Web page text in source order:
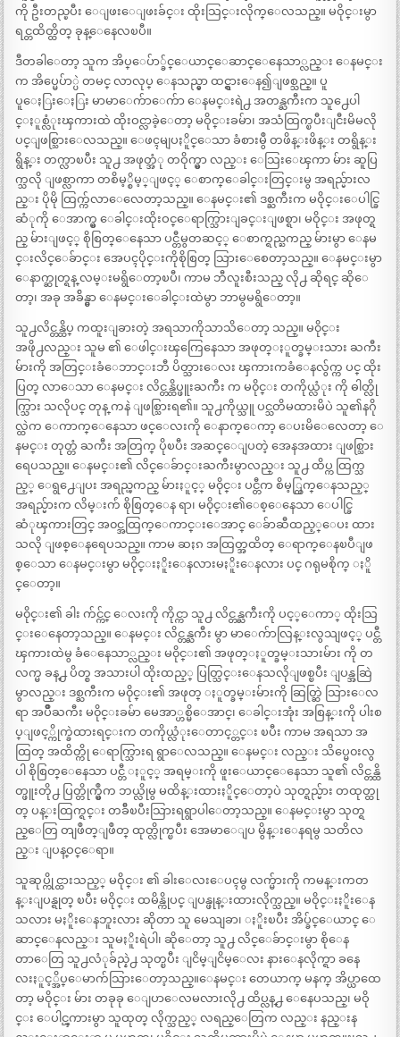
ကို ဦးတည္ၿပီး ေျဖးေျဖးခ်င္း ထိုးသြင္းလိုက္ေလသည္။ မဝိုင္းမွာ
ရင္တထိတ္ထိတ္ ခုန္ေနေလၿပီ။
ဒီတခါေတာ့ သူက အိပ္ေပ်ာ္ခ်င္ေယာင္ေဆာင္ေနေသာ္လည္း ေနမင္း
က အိပ္မေပ်ာ္ပဲ တမင္ လာလုပ္ ေနသည္မွာ ထင္ရွားေန၍ျဖစ္သည္။ ပူ
ပူေႏြးေႏြး မာမာေက်ာေက်ာ ေနမင္းရဲ႕ အတန္ႀကီးက သူ႕ေပါ
င္ႏူစ္လံုးၾကားထဲ ထိုးဝင္လာခဲ့ေတာ့ မဝိုင္းခမ်ာ၊ အသံထြက္ၿပီးျငီးမိမလို
ပင္ျဖစ္သြားေလသည္။ ေဖၚမျပႏိူင္ေသာ ခံစားမွဳ တဖိန္းဖိန္း တရွိန္း
ရွိန္း တက္လာၿပီး သူ႕ အဖုတ္အံု တဝိုက္မွာ လည္း ေသြးေၾကာ မ်ား ဆူပြ
က္သလို ျဖစ္လာကာ တစိမ့္စိမ့္ျဖင့္ ေစာက္ေခါင္းတြင္းမွ အရည္မ်ားလ
ည္း ပိုမို ထြက္က်လာေလေတာ့သည္။ ေနမင္း၏ ဒစ္ႀကီးက မဝိုင္းေပါင္ခြ
ဆံုကို ေအာက္မွ ေခါင္းထိုးဝင္ေရာက္သြားျခင္းျဖစ္ရာ၊ မဝိုင္း အဖုတ္ရ
ည္ မ်ားျဖင့္ စိုစြတ္ေနေသာ ပင္တီမွတဆင့္ ေစာက္ရည္ႀကည္ မ်ားမွာ ေနမ
င္းလိင္ေခ်ာင္း အေပၚပိုင္းကိုစိုစြတ္ သြားေစေတာ့သည္။ ေနမင္းမွာ
ေနာက္ဆုတ္ရန္ လမ္းမရွိေတာ့ၿပီ၊ ကာမ ဘီလူးစီးသည္ လို႕ ဆိုရင္ ဆိုေ
တာ့၊ အခု အခ်ိန္မွာ ေနမင္းေခါင္းထဲမွာ ဘာမွမရွိေတာ့။
သူ႕လိင္တန္ထိပ္ ကထူးျခားတဲ့ အရသာကိုသာသိေတာ့ သည္။ မ၀ိုင္း
အဖို႕လည္း သူမ ၏ ေဖါင္းၾကြေနေသာ အဖုတ္ႏူတ္ခမ္းသား ႀကီး
မ်ားကို အတြင္းခံေဘာင္းဘီ ပိတ္သားေလး ၾကားကခံေနလွ်က္က ပင္ ထိုး
ပြတ္ လာေသာ ေနမင္း လိင္တန္ထိပ္ဖူးႀကီး က မ၀ိုင္း တကိုယ္လံုး ကို ဓါတ္လို
က္သြား သလိုပင္ တုန္ ကနဲ ျဖစ္သြားရ၏။ သူ႕ကိုယ္သူ ပင္သတိမထားမိပဲ သူ၏နဂို
လ္ထဲက ေကာက္ေနေသာ ဖင္ေလးကို ေနာက္ေကာ့ ေပးမိေလေတာ့ ေ
နမင္း တုတ္တံ ႀကီး အတြက္ ပိုၿပီး အဆင္ေျပတဲ့ အေနအထား ျဖစ္သြား
ရေပသည္။ ေနမင္း၏ လိင္ေခ်ာင္းႀကီးမွာလည္း သူ႕ ထိပ္က ထြက္သ
ည့္ ေရွ႕ေျပး အရည္ၾကည္ မ်ားႏူင့္ မ၀ိုင္း ပင္တီက စိမ့္ထြက္ေနသည့္
အရည္မ်ားက လိမ္းက်ံ စိုစြတ္ေန ရာ၊ မ၀ိုင္း၏ေစ့ေနေသာ ေပါင္ခြ
ဆံုၾကားတြင္ အ၀င္အထြက္ေကာင္းေအာင္ ေခ်ာဆီထည့္ေပး ထား
သလို ျဖစ္ေနရေပသည္။ ကာမ ဆႏၵ အထြတ္အထိတ္ ေရာက္ေနၿပီျဖ
စ္ေသာ ေနမင္းမွာ မ၀ိုင္းႏိူးေနလားမႏိူးေနလား ပင္ ဂရုမစိုက္ ႏိူ
င္ေတာ့။
မ၀ိုင္း၏ ခါး က်င္က်င္ ေလးကို ကိုင္ကာ သူ႕ လိင္တန္ႀကီးကို ပင့္ေကာ္ ထိုးသြ
င္းေနေတာ့သည္။ ေနမင္း လိင္တန္ႀကီး မွာ မာေက်ာလြန္းလွသျဖင့္ ပင္တီ
ၾကားထဲမွ ခံေနေသာ္လည္း မ၀ိုင္း၏ အဖုတ္ႏူတ္ခမ္းသားမ်ား ကို တ
လက္မ ခန္႕ ပိတ္စ အသားပါ ထိုးထည့္ ပြတ္သြင္းေနသလိုျဖစ္ၿပီး ျပန္အဆြဲ
မွာလည္း ဒစ္ႀကီးက မ၀ိုင္း၏ အဖုတ္ ႏူတ္ခမ္းမ်ားကို ဆြတ္ဆြဲ သြားေလ
ရာ အပ်ိဳႀကီး မ၀ိုင္းခမ်ာ မေအာ္ဟစ္မိေအာင္၊ ေခါင္းအုံး အစြန္းကို ပါးစ
ပ္ျဖင့္ကိုက္ခဲထားရင္းက တကိုယ္လံုးေတာင့္တင္း ၿပီး ကာမ အရသာ အ
ထြတ္ အထိတ္ကို ေရာက္သြားရ ရွာေလသည္။ ေနမင္း လည္း သိပ္မေ၀းလွ
ပါ စိုစြတ္ေနေသာ ပင္တီ ႏူင့္ အရမ္းကို ဖူးေယာင္ေနေသာ သူ၏ လိင္တန္ထိ
တ္ဖူးတို႕ ပြတ္တိုက္မွဳက ဘယ္လိုမွ မထိန္းထားႏိူင္ေတာ့ပဲ သုတ္ရည္မ်ား တထုတ္ထု
တ္ ပန္းထြက္ရင္း တခ်ီၿပီးသြားရရွာပါေတာ့သည္။ ေနမင္းမွာ သုတ္ရ
ည္ေတြ တျဖဳတ္ျဖဳတ္ ထုတ္လိုက္ၿပီး အေမာေျပ မွိန္းေနရမွ သတိလ
ည္း ျပန္ဝင္ေရာ။
သူဆုပ္ကိုင္ထားသည့္ မဝိုင္း ၏ ခါးေလးေပၚမွ လက္မ်ားကို ကမန္းကတ
န္းျပန္ရုတ္ ၿပီး မဝိုင္း ထမိန္ကိုပင္ ျပန္ဖုန္းထားလိုက္သည္။ မဝိုင္းႏိူးေန
သလား မႏိူးေနဘူးလား ဆိုတာ သူ မေသျခာ၊ ႏိူးၿပီး အိပ္ခ်င္ေယာင္ ေ
ဆာင္ေနလည္း သူမႏိူးရဲပါ၊ ဆိုေတာ့ သူ႕ လိင္ေခ်ာင္းမွာ စိုေန
တာေတြ သူ႕လံုခ်ည္နဲ႕ သုတ္ၿပီး ျငိမ္ျငိမ္ေလး နားေနလိုက္ရာ ခနေ
လးႏူင့္အိပ္ေမာက်သြားေတာ့သည္။ေနမင္း တေယာက္ မနက္ အိပ္ယာထေ
တာ့ မဝိုင္း မ်ား တခုခု ေျပာေလမလားလို႕ ထိပ္လန္႕ ေနေပသည္၊ မဝို
င္း ေပါင္ၾကားမွာ သူထုတ္ လိုက္သည့္ လရည္ေတြက လည္း နည္းန